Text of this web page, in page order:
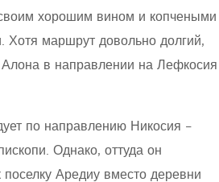
хорошим вином и копчеными
Хотя маршрут довольно долгий,
Алона в направлении на Лефкосия
по направлению Никосия –
Однако, оттуда он
поселку Аредиу вместо деревни